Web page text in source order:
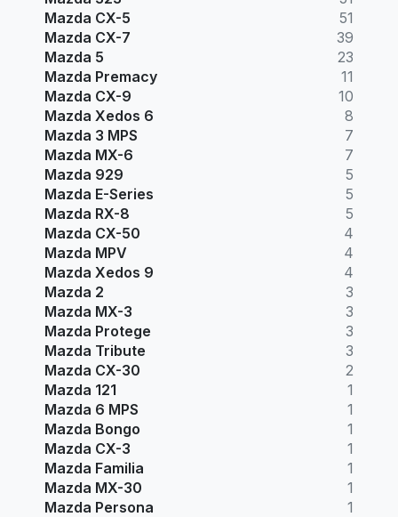
Mazda CX-5
51
Mazda CX-7
39
Mazda 5
23
Mazda Premacy
11
Mazda CX-9
10
Mazda Xedos 6
8
Mazda 3 MPS
7
Mazda MX-6
7
Mazda 929
5
Mazda E-Series
5
Mazda RX-8
5
Mazda CX-50
4
Mazda MPV
4
Mazda Xedos 9
4
Mazda 2
3
Mazda MX-3
3
Mazda Protege
3
Mazda Tribute
3
Mazda CX-30
2
Mazda 121
1
Mazda 6 MPS
1
Mazda Bongo
1
Mazda CX-3
1
Mazda Familia
1
Mazda MX-30
1
Mazda Persona
1